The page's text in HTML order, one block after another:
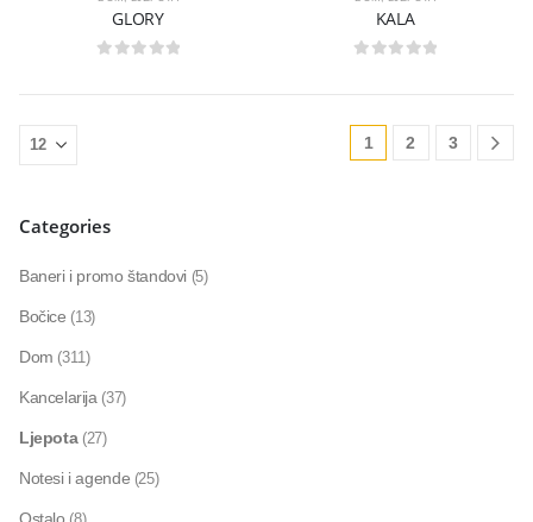
GLORY KALA
1 2 3
Categories
Baneri i promo štandovi (5)
Bočice (13)
Dom (311)
Kancelarija (37)
Ljepota (27)
Notesi i agende (25)